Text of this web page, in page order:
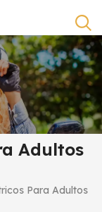
Adultos
Para Adultos